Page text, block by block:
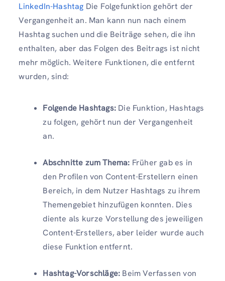
LinkedIn-Hashtag Die Folgefunktion gehört der
Vergangenheit an. Man kann nun nach einem
Hashtag suchen und die Beiträge sehen, die ihn
enthalten, aber das Folgen des Beitrags ist nicht
mehr möglich. Weitere Funktionen, die entfernt
wurden, sind:
Folgende Hashtags: Die Funktion, Hashtags
zu folgen, gehört nun der Vergangenheit
an.
Abschnitte zum Thema: Früher gab es in
den Profilen von Content-Erstellern einen
Bereich, in dem Nutzer Hashtags zu ihrem
Themengebiet hinzufügen konnten. Dies
diente als kurze Vorstellung des jeweiligen
Content-Erstellers, aber leider wurde auch
diese Funktion entfernt.
Hashtag-Vorschläge: Beim Verfassen von